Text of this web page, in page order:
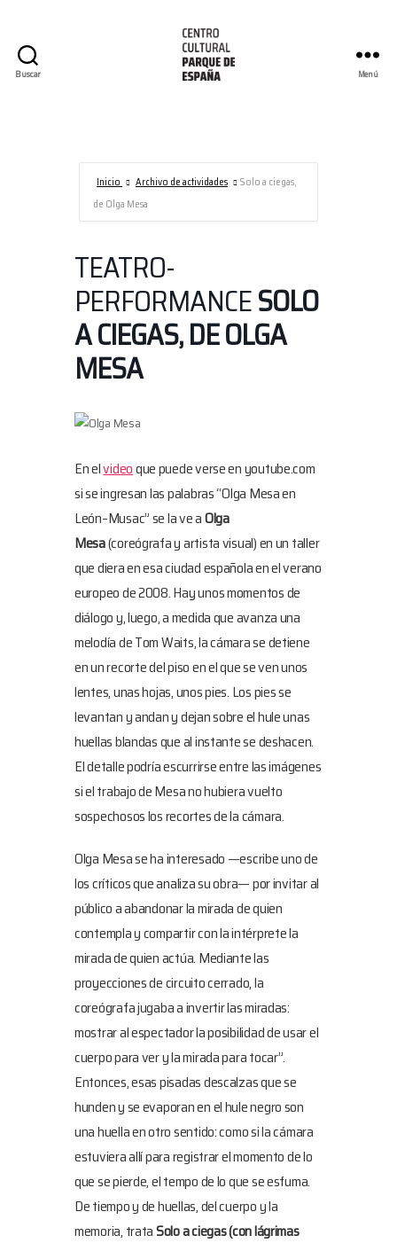
Buscar
España/AECID
Menú
Inicio Archivo de actividades
Solo a ciegas,
de Olga Mesa
TEATRO-
PERFORMANCESOLO
A CIEGAS, DE OLGA
MESA
En elvideoque puede verse en youtube.com
si se ingresan las palabras “Olga Mesa en
León–Musac” se la ve aOlga
Mesa(coreógrafa y artista visual) en un taller
que diera en esa ciudad española en el verano
europeo de 2008. Hay unos momentos de
diálogo y, luego, a medida que avanza una
melodía de Tom Waits, la cámara se detiene
en un recorte del piso en el que se ven unos
lentes, unas hojas, unos pies. Los pies se
levantan y andan y dejan sobre el hule unas
huellas blandas que al instante se deshacen.
El detalle podría escurrirse entre las imágenes
si el trabajo de Mesa no hubiera vuelto
sospechosos los recortes de la cámara.
Olga Mesa se ha interesado —escribe uno de
los críticos que analiza su obra— por invitar al
público a abandonar la mirada de quien
contempla y compartir con la intérprete la
mirada de quien actúa. Mediante las
proyecciones de circuito cerrado, la
coreógrafa jugaba a invertir las miradas:
mostrar al espectador la posibilidad de usar el
cuerpo para ver y la mirada para tocar”.
Entonces, esas pisadas descalzas que se
hunden y se evaporan en el hule negro son
una huella en otro sentido: como si la cámara
estuviera allí para registrar el momento de lo
que se pierde, el tempo de lo que se esfuma.
De tiempo y de huellas, del cuerpo y la
memoria, trataSolo a ciegas (con lágrimas